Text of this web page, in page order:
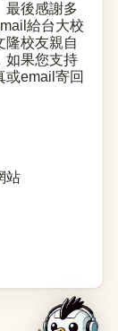
最後感謝多
給台大校
隆校友親自
如果您支持
或email 寄回
站